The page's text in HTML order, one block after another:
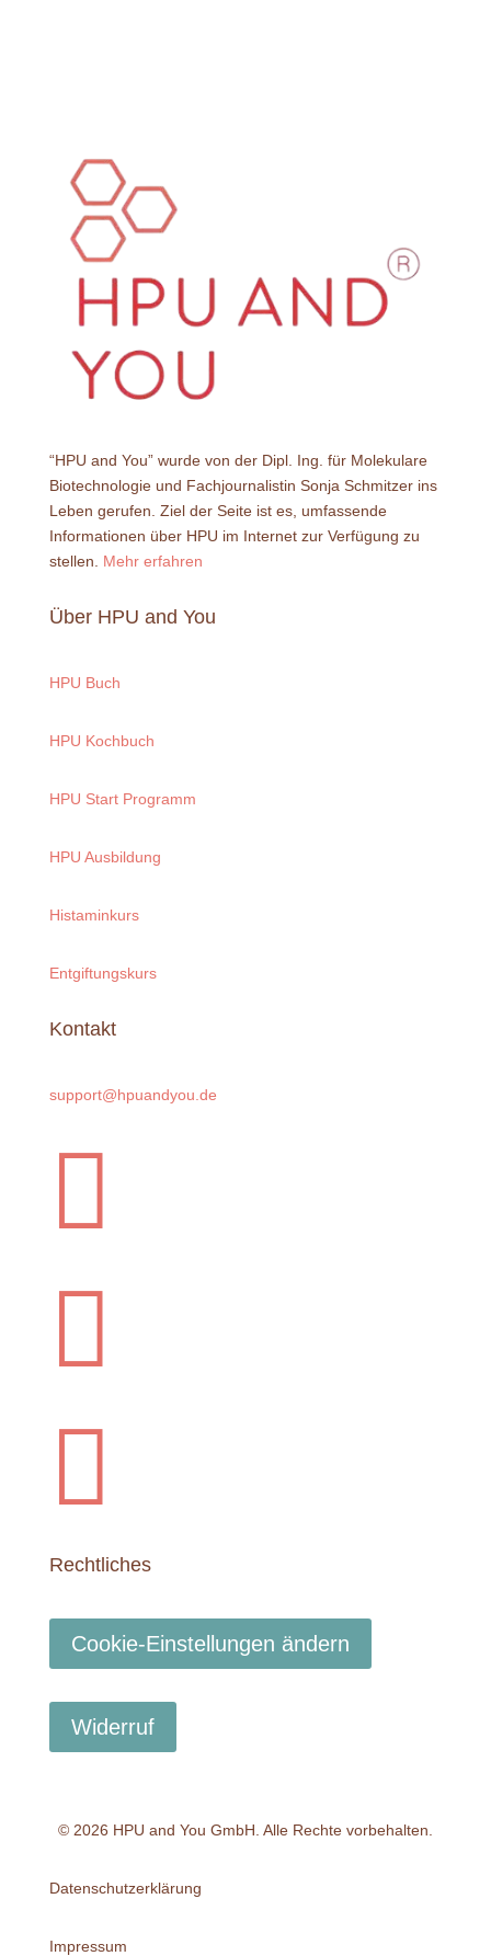
“HPU and You” wurde von der Dipl. Ing. für Molekulare
Biotechnologie und Fachjournalistin Sonja Schmitzer ins
Leben gerufen. Ziel der Seite ist es, umfassende
Informationen über HPU im Internet zur Verfügung zu
stellen. Mehr erfahren
Über HPU and You
HPU Buch
HPU Kochbuch
HPU Start Programm
HPU Ausbildung
Histaminkurs
Entgiftungskurs
Kontakt
support@hpuandyou.de



Rechtliches
Cookie-Einstellungen ändern
Widerruf
© 2026 HPU and You GmbH . Alle Rechte vorbehalten.
Datenschutzerklärung
Impressum